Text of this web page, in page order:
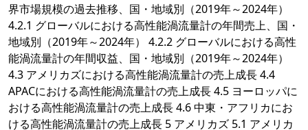
界市場規模の過去推移、国・地域別（2019年～2024年）
4.2.1 グローバルにおける高性能渦流量計の年間売上、国・
地域別（2019年～2024年） 4.2.2 グローバルにおける高性
能渦流量計の年間収益、国・地域別（2019年～2024年）
4.3 アメリカズにおける高性能渦流量計の売上成長 4.4
APACにおける高性能渦流量計の売上成長 4.5 ヨーロッパに
おける高性能渦流量計の売上成長 4.6 中東・アフリカにお
ける高性能渦流量計の売上成長 5 アメリカズ 5.1 アメリカ